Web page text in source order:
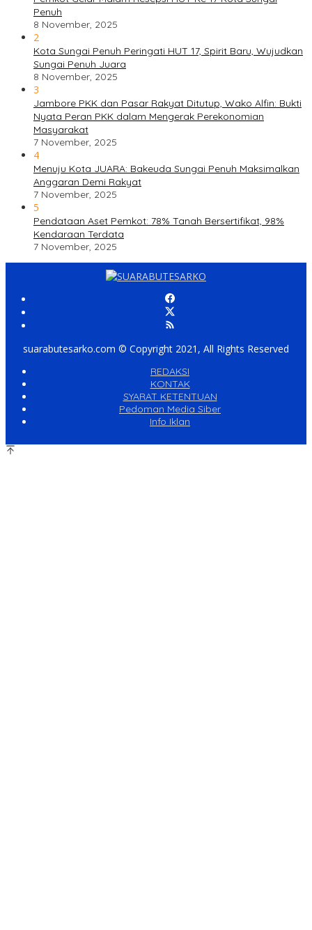
Penuh
8 November, 2025
2
Kota Sungai Penuh Peringati HUT 17, Spirit Baru, Wujudkan
Sungai Penuh Juara
8 November, 2025
3
Jambore PKK dan Pasar Rakyat Ditutup, Wako Alfin: Bukti
Nyata Peran PKK dalam Mengerak Perekonomian
Masyarakat
7 November, 2025
4
Menuju Kota JUARA: Bakeuda Sungai Penuh Maksimalkan
Anggaran Demi Rakyat
7 November, 2025
5
Pendataan Aset Pemkot: 78% Tanah Bersertifikat, 98%
Kendaraan Terdata
7 November, 2025
suarabutesarko.com © Copyright 2021, All Rights Reserved
REDAKSI
KONTAK
SYARAT KETENTUAN
Pedoman Media Siber
Info Iklan